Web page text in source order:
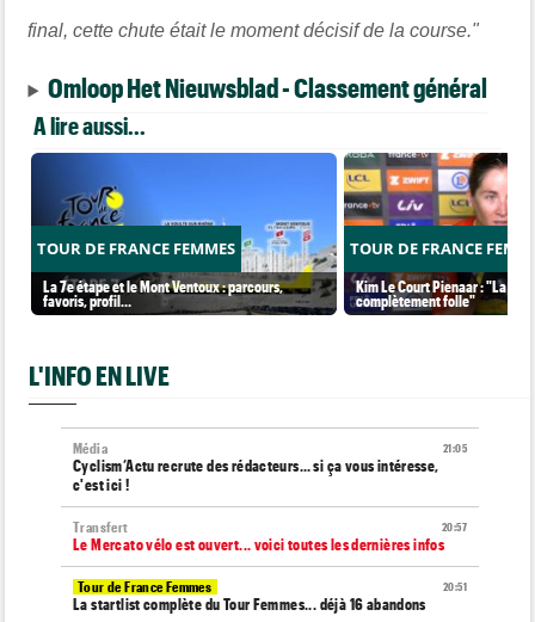
final, cette chute était le moment décisif de la course."
Omloop Het Nieuwsblad - Classement général
A lire aussi...
TOUR DE FRANCE FEMMES
La 7e étape et le Mont Ventoux : parcours,
favoris, profil…
TOUR DE FRANCE
Kim Le Court Pienaar : "La
complètement folle"
L'INFO EN LIVE
21:05
Média
Cyclism’Actu recrute des rédacteurs… si ça vous intéresse,
c'est ici !
20:57
Transfert
Le Mercato vélo est ouvert... voici toutes les dernières infos
20:51
Tour de France Femmes
La startlist complète du Tour Femmes... déjà 16 abandons